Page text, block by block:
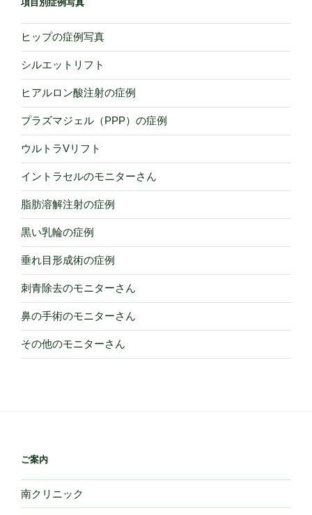
項目別症例写真
ヒップの症例写真
シルエットリフト
ヒアルロン酸注射の症例
プラズマジェル（PPP）の症例
ウルトラVリフト
イントラセルのモニターさん
脂肪溶解注射の症例
黒い乳輪の症例
垂れ目形成術の症例
刺青除去のモニターさん
鼻の手術のモニターさん
その他のモニターさん
ご案内
南クリニック